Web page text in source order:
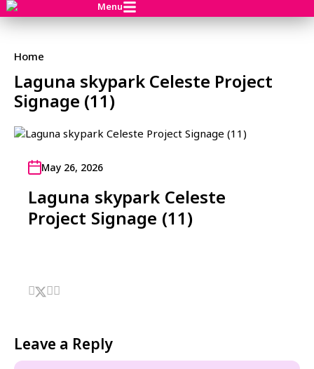
Menu
Home
Laguna skypark Celeste Project
Signage (11)
May 26, 2026
Laguna skypark Celeste
Project Signage (11)
Leave a Reply